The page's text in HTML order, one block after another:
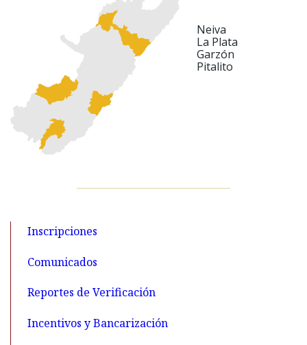
Neiva
La Plata
Garzón
Pitalito
Inscripciones
Comunicados
Reportes de Verificación
Incentivos y Bancarización